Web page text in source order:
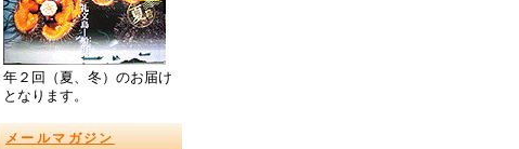
年２回（夏、冬）のお届け
となります。
メールマガジン